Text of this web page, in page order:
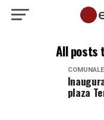
All posts
plaza